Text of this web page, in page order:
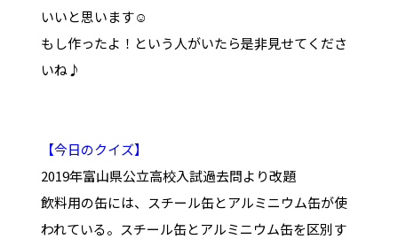
いいと思います☺
もし作ったよ！という人がいたら是非見せてくださ
いね♪
【今日のクイズ】
2019年富山県公立高校入試過去問より改題
飲料用の缶には、スチール缶とアルミニウム缶が使
われている。スチール缶とアルミニウム缶を区別す